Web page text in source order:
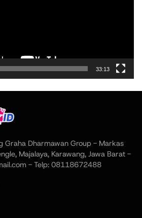
33:13
Graha Dharmawan Group - Markas
Majalaya, Karawang, Jawa Barat -
- Telp: 08118672488